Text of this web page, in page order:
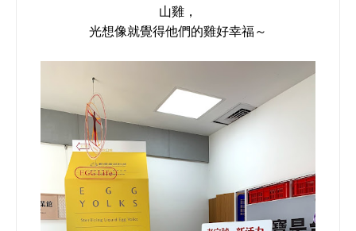
山雞，
光想像就覺得他們的雞好幸福～